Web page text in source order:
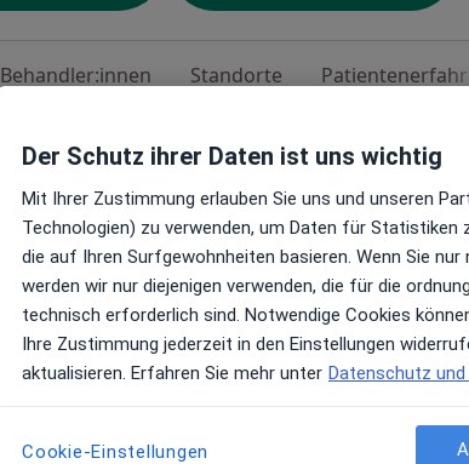
Behandler:innen Standorte
Der Schutz ihrer Daten ist uns wichtig
Mit Ihrer Zustimmung erlauben Sie uns und unseren
Technologien) zu verwenden, um Daten für Statistiken
die auf Ihren Surfgewohnheiten basieren. Wenn Sie
werden wir nur diejenigen verwenden, die für die
technisch erforderlich sind. Notwendige Cookies
Ihre Zustimmung jederzeit in den Einstellungen
aktualisieren. Erfahren Sie mehr unter Datenschutz und
Cookie-Einstellungen